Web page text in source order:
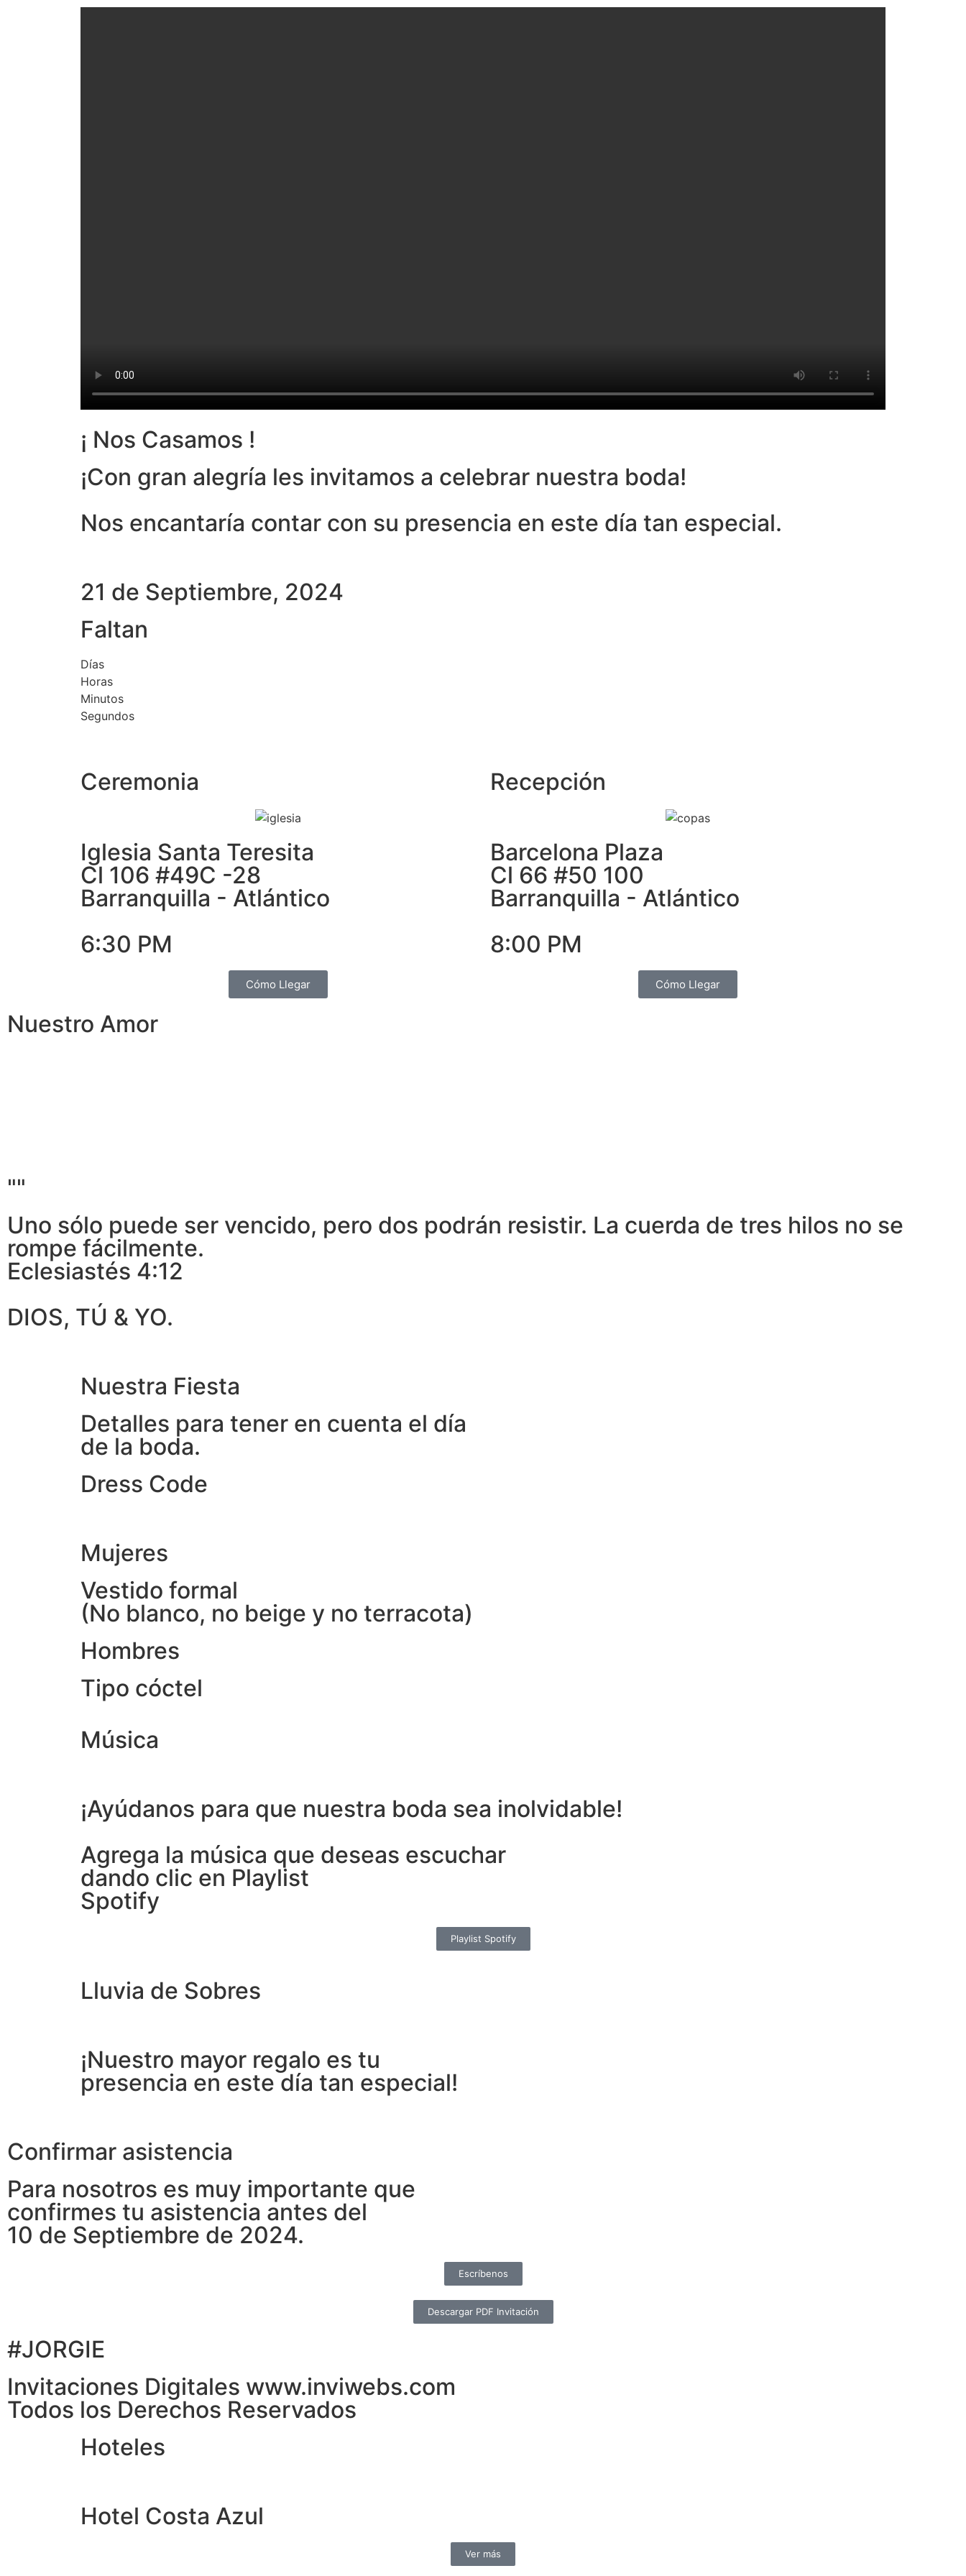
¡ Nos Casamos !
¡Con gran alegría les invitamos a celebrar nuestra boda!
Nos encantaría contar con su presencia en este día tan especial.
21 de Septiembre, 2024
Faltan
Días
Horas
Minutos
Segundos
Ceremonia
Iglesia Santa Teresita
Cl 106 #49C -28
Barranquilla - Atlántico
6:30 PM
Cómo Llegar
Recepción
Barcelona Plaza
Cl 66 #50 100
Barranquilla - Atlántico
8:00 PM
Cómo Llegar
Nuestro Amor
""
Uno sólo puede ser vencido, pero dos podrán resistir. La cuerda de tres hilos no se
rompe fácilmente.
Eclesiastés 4:12
DIOS, TÚ & YO.
Nuestra Fiesta
Detalles para tener en cuenta el día
de la boda.
Dress Code
Mujeres
Vestido formal
(No blanco, no beige y no terracota)
Hombres
Tipo cóctel
Música
¡Ayúdanos para que nuestra boda sea inolvidable!
Agrega la música que deseas escuchar
dando clic en Playlist
Spotify
Playlist Spotify
Lluvia de Sobres
¡Nuestro mayor regalo es tu
presencia en este día tan especial!
Confirmar asistencia
Para nosotros es muy importante que
confirmes tu asistencia antes del
10 de Septiembre de 2024.
Escríbenos
Descargar PDF Invitación
#JORGIE
Invitaciones Digitales www.inviwebs.com
Todos los Derechos Reservados
Hoteles
Hotel Costa Azul
Ver más